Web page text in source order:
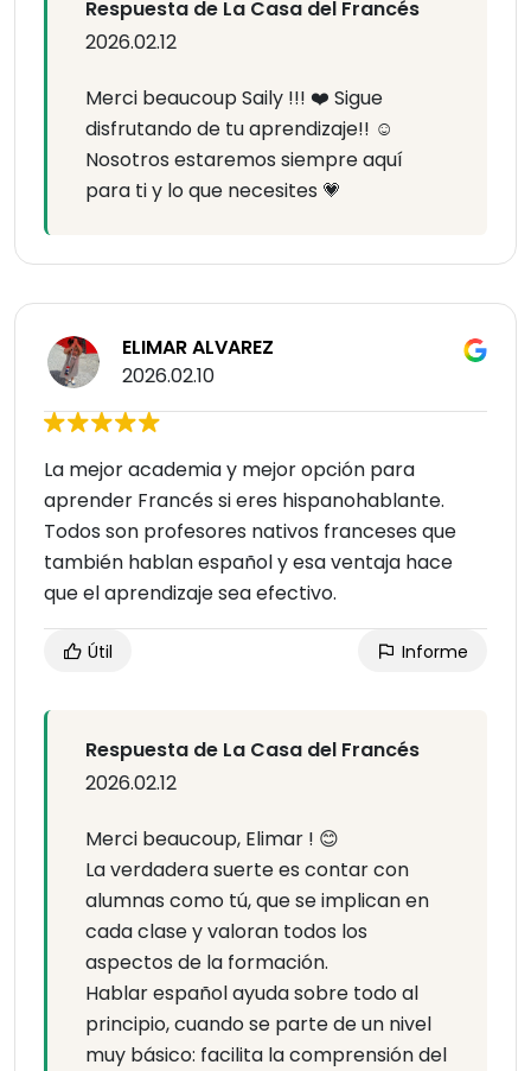
Respuesta de La Casa del Francés
2026.02.12
Merci beaucoup Saily !!! ❤️ Sigue
disfrutando de tu aprendizaje!! ☺️
Nosotros estaremos siempre aquí
para ti y lo que necesites 💗
ELIMAR ALVAREZ
2026.02.10
La mejor academia y mejor opción para
aprender Francés si eres hispanohablante.
Todos son profesores nativos franceses que
también hablan español y esa ventaja hace
que el aprendizaje sea efectivo.
Útil Informe
Respuesta de La Casa del Francés
2026.02.12
Merci beaucoup, Elimar ! 😊
La verdadera suerte es contar con
alumnas como tú, que se implican en
cada clase y valoran todos los
aspectos de la formación.
Hablar español ayuda sobre todo al
principio, cuando se parte de un nivel
muy básico: facilita la comprensión del